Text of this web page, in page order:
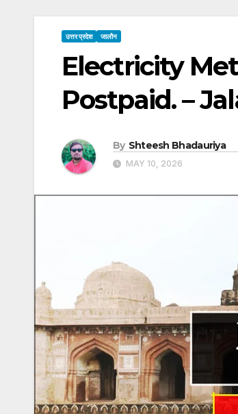
उत्तर प्रदेश जालौन
Electricity
Postpaid. –
By Shteesh Bhadauriya
MAY 10, 2026